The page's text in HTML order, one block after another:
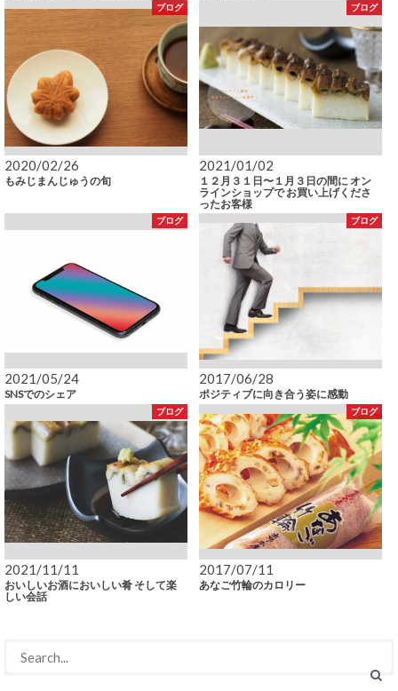
ブログ
2020/02/26
もみじまんじゅうの旬
ブログ
2021/01/02
１２月３１日〜１月３日の間に オン
ラインショップで お買い上げくださ
ったお客様
ブログ
2021/05/24
SNSでのシェア
ブログ
2017/06/28
ポジティブに向き合う姿に感動
ブログ
2021/11/11
おいしいお酒においしい肴 そして楽
しい会話
ブログ
2017/07/11
あなご竹輪のカロリー